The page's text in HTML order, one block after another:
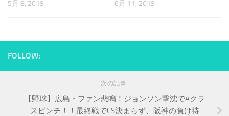
5月 8, 2019 6月 11, 2019
FOLLOW:
次の記事
【野球】広島・ファン悲鳴！ジョンソン撃沈でAクラ
スピンチ！！最終戦でCS決まらず、阪神の負け待